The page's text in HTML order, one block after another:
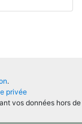
.
privée
vos données hors de